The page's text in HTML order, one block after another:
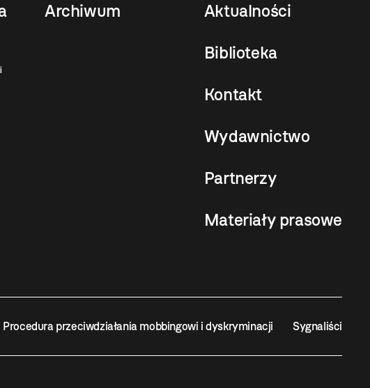
Archiwum Aktualności
Biblioteka
Kontakt
Wydawnictwo
Partnerzy
Materiały prasowe
Procedura przeciwdziałania mobbingowi i dyskryminacji Sygnaliści